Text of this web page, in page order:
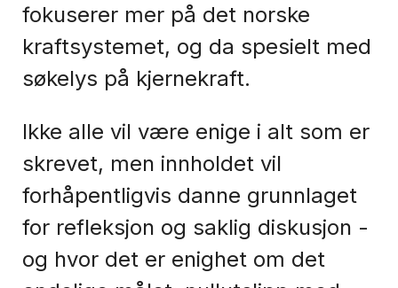
fokuserer mer på det norske
kraftsystemet, og da spesielt med
søkelys på kjernekraft.
Ikke alle vil være enige i alt som er
skrevet, men innholdet vil
forhåpentligvis danne grunnlaget
for refleksjon og saklig diskusjon -
og hvor det er enighet om det